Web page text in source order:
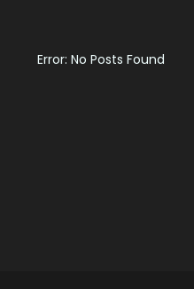
Error: No Posts Found